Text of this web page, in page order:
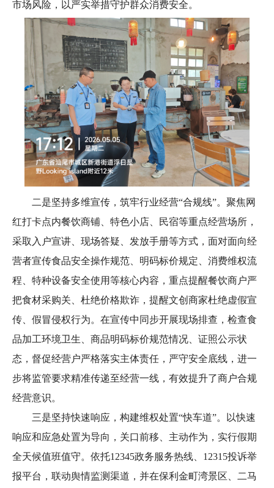
市场风险，以严实举措守护群众消费安全。
二是坚持多维宣传，筑牢行业经营“合规线”。聚焦网
红打卡点内餐饮商铺、特色小店、民宿等重点经营场所，
采取入户宣讲、现场答疑、发放手册等方式，面对面向经
营者宣传食品安全操作规范、明码标价规定、消费维权流
程、特种设备安全使用等核心内容，重点提醒餐饮商户严
把食材采购关、杜绝价格欺诈，提醒文创商家杜绝虚假宣
传、假冒侵权行为。在宣传中同步开展现场排查，检查食
品加工环境卫生、商品明码标价规范情况、证照公示状
态，督促经营户严格落实主体责任，严守安全底线，进一
步将监管要求精准传递至经营一线，有效提升了商户合规
经营意识。
三是坚持快速响应，构建维权处置“快车道”。以快速
响应和应急处置为导向，关口前移、主动作为，实行假期
全天候值班值守。依托12345政务服务热线、12315投诉举
报平台，联动舆情监测渠道，并在保利金町湾景区、二马